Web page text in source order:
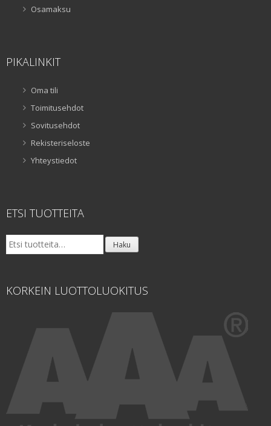
Osamaksu
PIKALINKIT
Oma tili
Toimitusehdot
Sovitusehdot
Rekisteriseloste
Yhteystiedot
ETSI TUOTTEITA
Etsi: Haku
KORKEIN LUOTTOLUOKITUS